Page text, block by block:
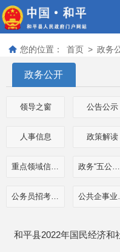
您的位置： 首页 > 政务
政务公开
领导之窗 公告公示
人事信息 政策解读
重点领域信息公开 政务“五公开”专栏
和平县2022年国民经济和